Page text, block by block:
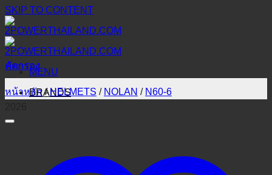
SKIP TO CONTENT
MENU
BRANDS
คัดกรอง
หน้าหลัก / HELMETS / NOLAN / N60-6